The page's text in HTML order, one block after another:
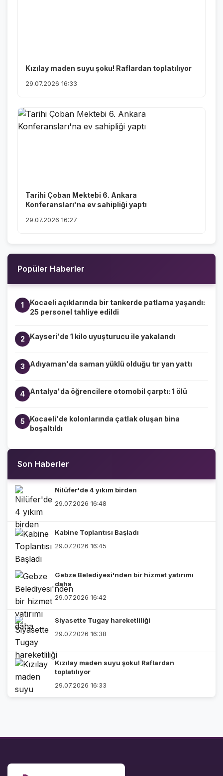
Kızılay maden suyu şoku! Raflardan toplatılıyor
29.07.2026 16:33
Tarihi Çoban Mektebi 6. Ankara
Konferansları'na ev sahipliği yaptı
29.07.2026 16:27
Popüler Haberler
1
Kocaeli açıklarında bir tankerde patlama yaşandı:
25 personel tahliye edildi
2 Kayseri'de 1 kilo uyuşturucu ile yakalandı
3 Adıyaman'da saman yüklü olduğu tır yan yattı
4 Antalya'da öğrencilere otomobil çarptı: 1 ölü
5
Kocaeli'de kolonlarında çatlak oluşan bina
boşaltıldı
Son Haberler
Nilüfer'de 4 yıkım birden
29.07.2026 16:48
Kabine Toplantısı Başladı
29.07.2026 16:45
Gebze Belediyesi'nden bir hizmet yatırımı
daha
29.07.2026 16:42
Siyasette Tugay hareketliliği
29.07.2026 16:38
Kızılay maden suyu şoku! Raflardan
toplatılıyor
29.07.2026 16:33